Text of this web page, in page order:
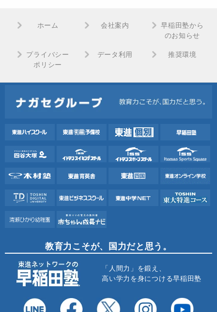
ホーム 会社案内
早稲田塾から
のお知らせ
プライバシー
ポリシー
データ利用 推奨環境
教育力こそが、国力だと思う。
「人間力」を鍛え、
高い学力を身につける早稲田塾